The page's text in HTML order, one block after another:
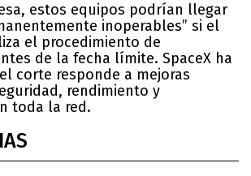
estos equipos podrían llegar
inoperables” si el
el procedimiento de
de la fecha límite. SpaceX ha
corte responde a mejoras
rendimiento y
toda la red.